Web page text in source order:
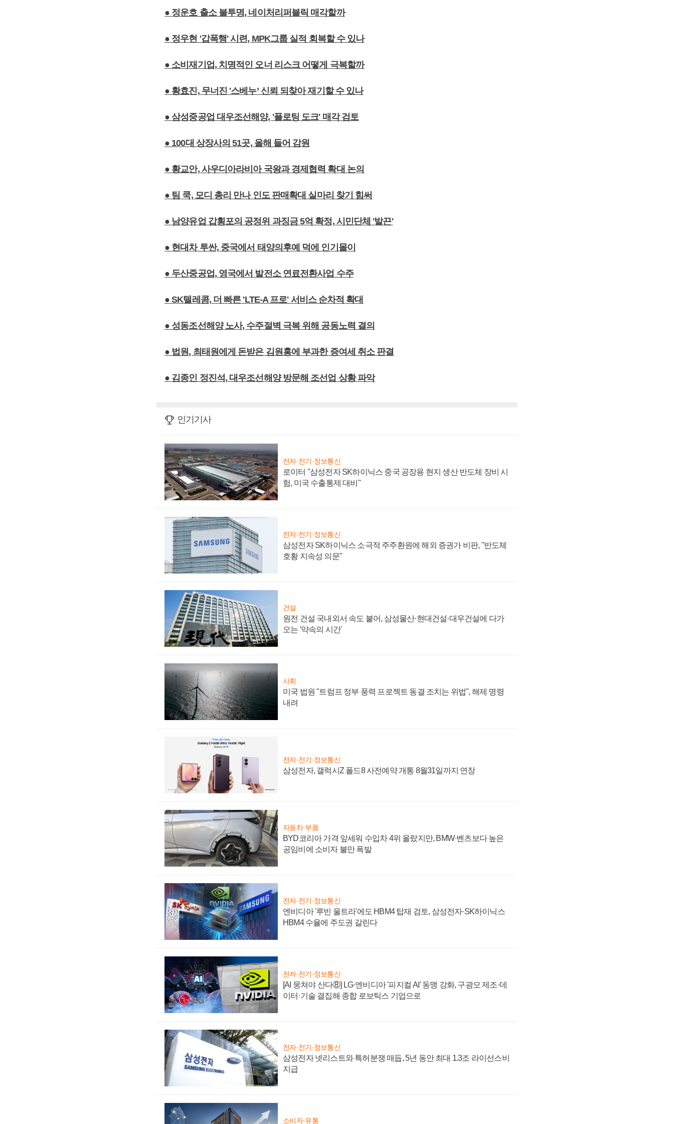
● 정운호 출소 불투명, 네이처리퍼블릭 매각할까
● 정우현 '갑폭행' 시련, MPK그룹 실적 회복할 수 있나
● 소비재기업, 치명적인 오너 리스크 어떻게 극복할까
● 황효진, 무너진 '스베누’ 신뢰 되찾아 재기할 수 있나
● 삼성중공업 대우조선해양, '플로팅 도크' 매각 검토
● 100대 상장사의 51곳, 올해 들어 감원
● 황교안, 사우디아라비아 국왕과 경제협력 확대 논의
● 팀 쿡, 모디 총리 만나 인도 판매확대 실마리 찾기 힘써
● 남양유업 갑횡포의 공정위 과징금 5억 확정, 시민단체 '발끈'
● 현대차 투싼, 중국에서 태양의후예 덕에 인기몰이
● 두산중공업, 영국에서 발전소 연료전환사업 수주
● SK텔레콤, 더 빠른 'LTE-A 프로' 서비스 순차적 확대
● 성동조선해양 노사, 수주절벽 극복 위해 공동노력 결의
● 법원, 최태원에게 돈받은 김원홍에 부과한 증여세 취소 판결
● 김종인 정진석, 대우조선해양 방문해 조선업 상황 파악
인기기사
전자·전기·정보통신
로이터 "삼성전자 SK하이닉스 중국 공장용 현지 생산 반도체 장비 시
험, 미국 수출통제 대비"
전자·전기·정보통신
삼성전자 SK하이닉스 소극적 주주환원에 해외 증권가 비판, "반도체
호황 지속성 의문"
건설
원전 건설 국내외서 속도 붙어, 삼성물산·현대건설·대우건설에 다가
오는 '약속의 시간'
사회
미국 법원 "트럼프 정부 풍력 프로젝트 동결 조치는 위법", 해제 명령
내려
전자·전기·정보통신
삼성전자, 갤럭시Z 폴드8 사전예약 개통 8월31일까지 연장
자동차·부품
BYD코리아 가격 앞세워 수입차 4위 올랐지만, BMW·벤츠보다 높은
공임비에 소비자 불만 폭발
전자·전기·정보통신
엔비디아 '루빈 울트라'에도 HBM4 탑재 검토, 삼성전자·SK하이닉스
HBM4 수율에 주도권 갈린다
전자·전기·정보통신
[AI 뭉쳐야 산다⑧] LG·엔비디아 '피지컬 AI' 동맹 강화, 구광모 제조·데
이터·기술 결집해 종합 로보틱스 기업으로
전자·전기·정보통신
삼성전자 넷리스트와 특허분쟁 매듭, 5년 동안 최대 1.3조 라이선스비
지급
소비자·유통